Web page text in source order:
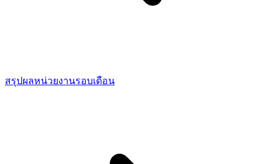
สรุปผลหน่วยงานรอบเดือน